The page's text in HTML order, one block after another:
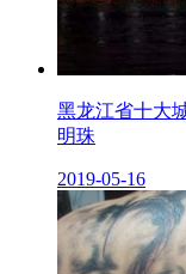
黑龙江省十大
明珠
2019-05-16